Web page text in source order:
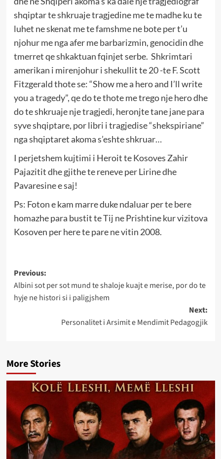
shqiptar te shkruaje tragjedine me te madhe ku te
luhet ne skenat me te famshme ne bote per t’u
njohur me nga afer me barbarizmin, genocidin dhe
tmerret qe shkaktuan fqinjet serbe. Shkrimtari
amerikan i mirenjohur i shekullit te 20 -te F. Scott
Fitzgerald thote se: “Show me a hero and I’ll write
you a tragedy”, qe do te thote me trego nje hero dhe
do te shkruaje nje tragjedi, heronjte tane jane para
syve shqiptare, por libri i tragjedise “shekspiriane”
nga shqiptaret akoma s’eshte shkruar…
I perjetshem kujtimi i Heroit te Kosoves Zahir
Pajazitit dhe gjithe te reneve per Lirine dhe
Pavaresine e saj!
Ps: Foton e kam marre duke ndaluar per te bere
homazhe para bustit te Tij ne Prishtine kur vizitova
Kosoven per here te pare ne vitin 2008.
Post
navigation
Previous:
Albini sot per sot mund te shaloje kuajt e merise, por do te
hyje ne histori si i paligjshem
Next:
Personalitet i Arsimit e Mendimit Pedagogjik
More Stories